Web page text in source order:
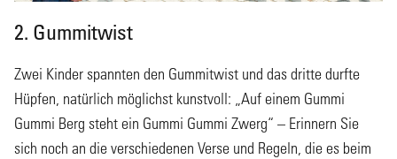
2. Gummitwist
Zwei Kinder spannten den Gummitwist und das dritte durfte
Hüpfen, natürlich möglichst kunstvoll: „Auf einem Gummi
Gummi Berg steht ein Gummi Gummi Zwerg“ – Erinnern Sie
sich noch an die verschiedenen Verse und Regeln, die es beim